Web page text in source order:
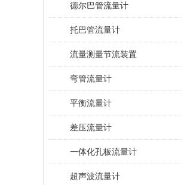
德尔巴管流量计
托巴管流量计
流量测量节流装置
弯管流量计
平衡流量计
差压流量计
一体化孔板流量计
超声波流量计